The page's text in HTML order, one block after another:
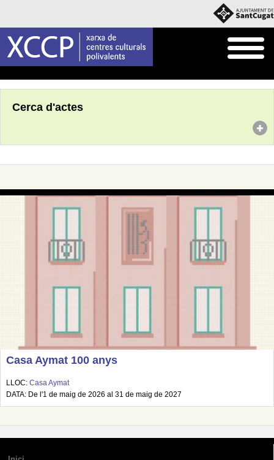
Cerca d'actes
Casa Aymat 100 anys
LLOC: Casa Aymat
DATA: De l'1 de maig de 2026 al 31 de maig de 2027